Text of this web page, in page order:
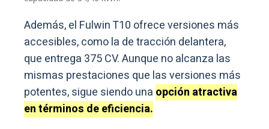
Además, el Fulwin T10 ofrece versiones más
accesibles, como la de tracción delantera,
que entrega 375 CV. Aunque no alcanza las
mismas prestaciones que las versiones más
potentes, sigue siendo una opción atractiva
en términos de eficiencia.